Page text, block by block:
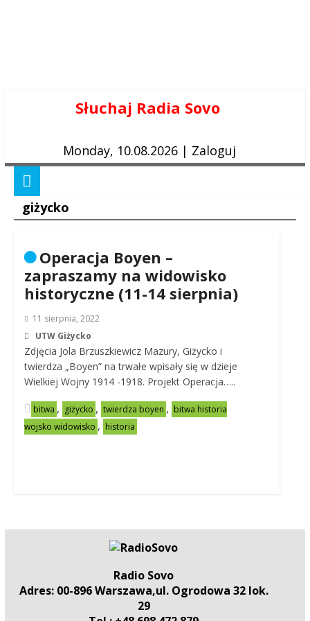
Słuchaj Radia Sovo
Monday, 10.08.2026 | Zaloguj
giżycko
Operacja Boyen –
zapraszamy na widowisko
historyczne (11-14 sierpnia)
11 sierpnia, 2022
UTW Giżycko
Zdjęcia Jola Brzuszkiewicz Mazury, Giżycko i
twierdza „Boyen” na trwałe wpisały się w dzieje
Wielkiej Wojny 1914 -1918. Projekt Operacja…..
bitwa , giżycko , twierdza boyen , bitwa historia
wojsko widowisko , historia
Radio Sovo
Adres: 00-896 Warszawa,ul. Ogrodowa 32 lok.
29